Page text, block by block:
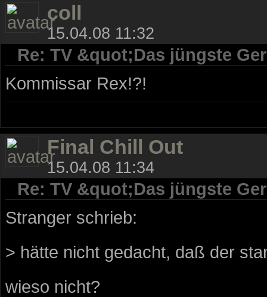
coll
15.04.08 11:32
Re: TV &quot;Das jüngste
Kommissar Rex!?!
Final Chill Out
15.04.08 11:34
Re: TV &quot;Das jüngste
Stranger schrieb:
> hätte nicht gedacht, daß der
wieso nicht?